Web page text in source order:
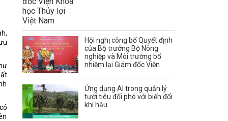
Hội nghị công bố Quyết định
của Bộ trưởng Bộ Nông
nghiệp và Môi trường bổ
nhiệm lại Giám đốc Viện
Ứng dụng AI trong quản lý
tưới tiêu đối phó với biến đổi
khí hậu